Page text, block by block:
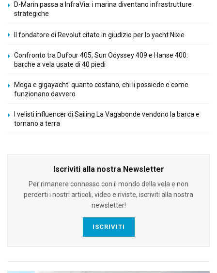
D-Marin passa a InfraVia: i marina diventano infrastrutture
strategiche
Il fondatore di Revolut citato in giudizio per lo yacht Nixie
Confronto tra Dufour 405, Sun Odyssey 409 e Hanse 400:
barche a vela usate di 40 piedi
Mega e gigayacht: quanto costano, chi li possiede e come
funzionano davvero
I velisti influencer di Sailing La Vagabonde vendono la barca e
tornano a terra
Iscriviti alla nostra Newsletter
Per rimanere connesso con il mondo della vela e non
perderti i nostri articoli, video e riviste, iscriviti alla nostra
newsletter!
ISCRIVITI